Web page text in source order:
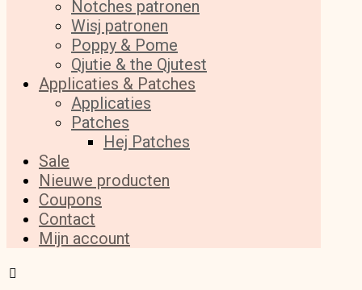
Notches patronen
Wisj patronen
Poppy & Pome
Qjutie & the Qjutest
Applicaties & Patches
Applicaties
Patches
Hej Patches
Sale
Nieuwe producten
Coupons
Contact
Mijn account